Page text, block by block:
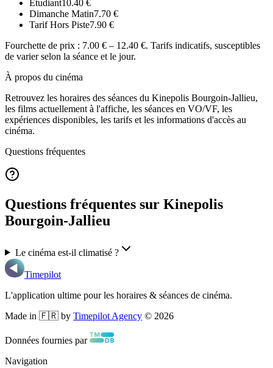
Étudiant10.40 €
Dimanche Matin7.70 €
Tarif Hors Piste7.90 €
Fourchette de prix : 7.00 € – 12.40 €. Tarifs indicatifs, susceptibles
de varier selon la séance et le jour.
À propos du cinéma
Retrouvez les horaires des séances du Kinepolis Bourgoin-Jallieu,
les films actuellement à l'affiche, les séances en VO/VF, les
expériences disponibles, les tarifs et les informations d'accès au
cinéma.
Questions fréquentes
Questions fréquentes sur Kinepolis
Bourgoin-Jallieu
Le cinéma est-il climatisé ?
Timepilot
L'application ultime pour les horaires & séances de cinéma.
Made in 🇫🇷 by Timepilot Agency © 2026
Données fournies par
Navigation